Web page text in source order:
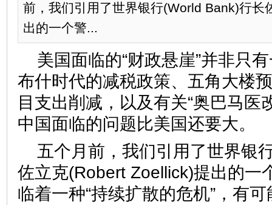
前，我们引用了世界银行(World Bank)行长
出的一个警...
美国面临的“财政悬崖”并非只
布什时代的减税政策、五角大楼
目支出削减，以及有关“奥巴马医
中国面临的问题比美国还要大。
五个月前，我们引用了世界银
佐立克(Robert Zoellick)提出的一
临着一种“持续扩散的危机”，有